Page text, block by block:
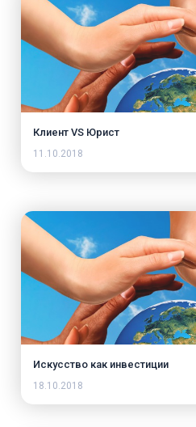
Клиент VS Юрист
11.10.2018
Искусство как инвестиции
18.10.2018